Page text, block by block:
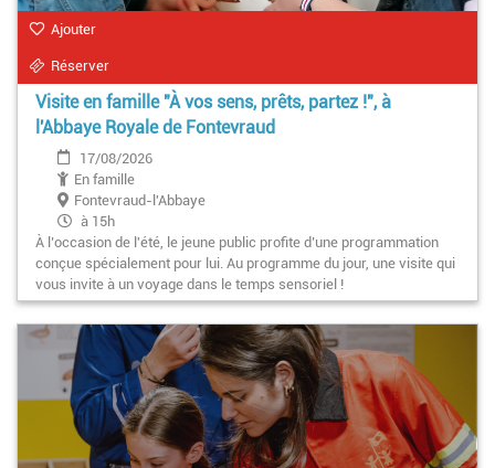
Ajouter
Réserver
Visite en famille "À vos sens, prêts, partez !", à
l'Abbaye Royale de Fontevraud
17/08/2026
En famille
Fontevraud-l'Abbaye
à 15h
À l’occasion de l'été, le jeune public profite d’une programmation
conçue spécialement pour lui. Au programme du jour, une visite qui
vous invite à un voyage dans le temps sensoriel !